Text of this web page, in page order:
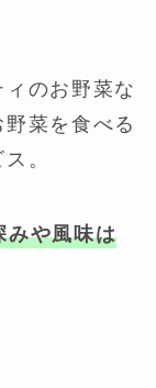
のお野菜な
菜を食べる
。
みや風味は